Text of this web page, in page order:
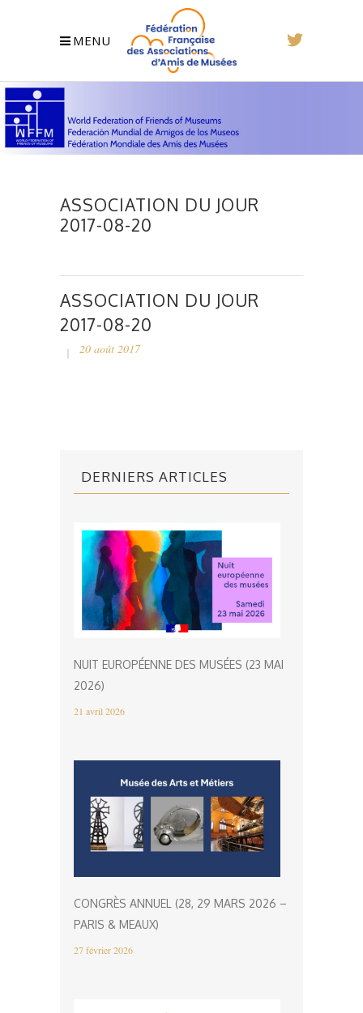
MENU
ASSOCIATION DU JOUR
2017-08-20
ASSOCIATION DU JOUR
2017-08-20
20 août 2017
DERNIERS ARTICLES
NUIT EUROPÉENNE DES MUSÉES (23 MAI
2026)
21 avril 2026
CONGRÈS ANNUEL (28, 29 MARS 2026 –
PARIS & MEAUX)
27 février 2026